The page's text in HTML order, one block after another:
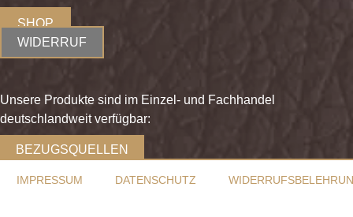
SHOP
WIDERRUF
Unsere Produkte sind im Einzel- und Fachhandel
deutschlandweit verfügbar:
BEZUGSQUELLEN
IMPRESSUM DATENSCHUTZ